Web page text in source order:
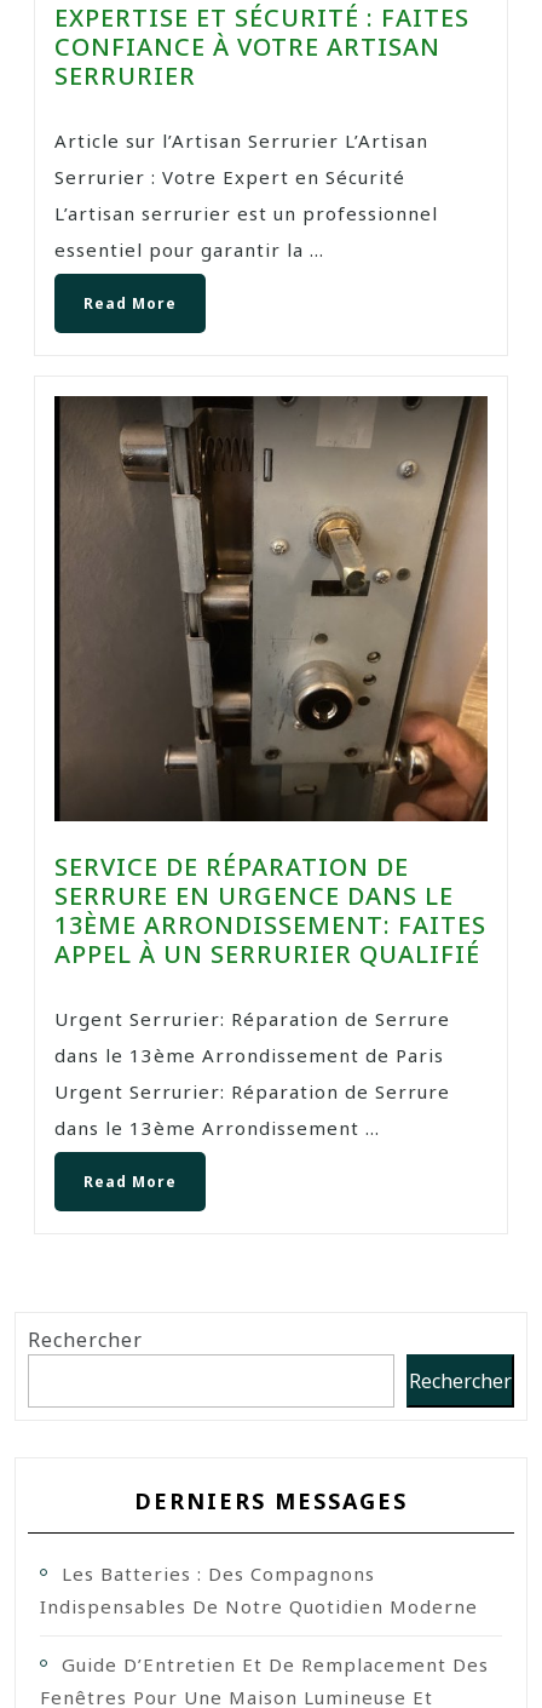
EXPERTISE ET SÉCURITÉ : FAITES
CONFIANCE À VOTRE ARTISAN
SERRURIER
Article sur l’Artisan Serrurier L’Artisan
Serrurier : Votre Expert en Sécurité
L’artisan serrurier est un professionnel
essentiel pour garantir la ...
Read More
SERVICE DE RÉPARATION DE
SERRURE EN URGENCE DANS LE
13ÈME ARRONDISSEMENT: FAITES
APPEL À UN SERRURIER QUALIFIÉ
Urgent Serrurier: Réparation de Serrure
dans le 13ème Arrondissement de Paris
Urgent Serrurier: Réparation de Serrure
dans le 13ème Arrondissement ...
Read More
Rechercher
Rechercher
DERNIERS MESSAGES
Les Batteries : Des Compagnons
Indispensables De Notre Quotidien Moderne
Guide D’Entretien Et De Remplacement Des
Fenêtres Pour Une Maison Lumineuse Et